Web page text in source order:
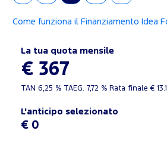
Come funziona il Finanziamento Idea
La tua quota mensile
€ 367
TAN 6,25 % TAEG. 7,72 % Rata finale €
L'anticipo selezionato
€ 0